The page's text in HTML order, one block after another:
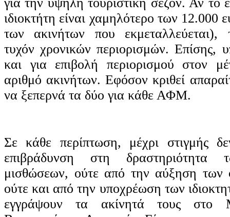
ιδιοκτήτη είναι χαμηλότερο των
των ακινήτων που εκμεταλλεύεται),
τυχόν χρονικών περιορισμών. Επίσης,
και για επιβολή περιορισμού στον
αριθμό ακινήτων. Εφόσον κριθεί
να ξεπερνά τα δύο για κάθε ΑΦΜ.
Σε κάθε περίπτωση, μέχρι στιγμής
επιβράδυνση στη δραστηριότητα
μισθώσεων, ούτε από την αύξηση των
ούτε και από την υποχρέωση των
εγγράψουν τα ακίνητά τους στο